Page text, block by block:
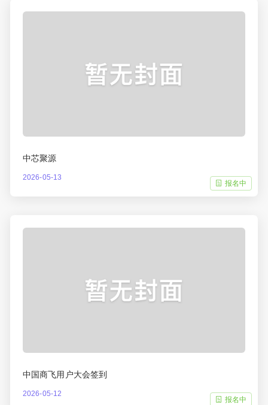
中芯聚源
2026-05-13
报名中
中国商飞用户大会签到
2026-05-12
报名中